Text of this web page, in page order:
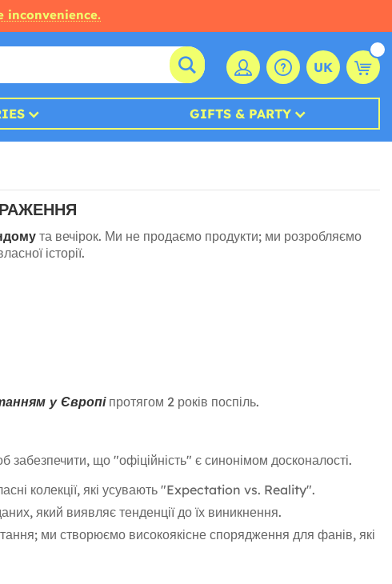
inconvenience.
UK
GIFTS & PARTY
та вечірок. Ми не продаємо продукти; ми розробляємо
історії.
у Європіпротягом 2 років поспіль.
що "офіційність" є синонімом досконалості.
колекції, які усувають "Expectation vs. Reality".
який виявляє тенденції до їх виникнення.
ми створюємо високоякісне спорядження для фанів, які